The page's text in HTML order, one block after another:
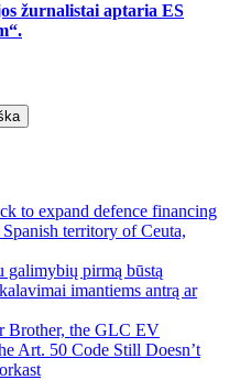
žurnalistai aptaria ES
to expand defence financing
territory of Ceuta,
galimybių pirmą būstą
imantiems antrą ar
Brother, the GLC EV
Art. 50 Code Still Doesn’t